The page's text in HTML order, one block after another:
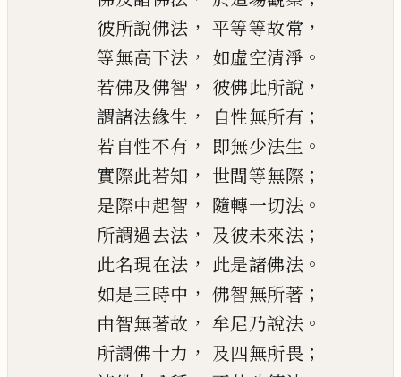
彼所說佛法 ， 平等等故常 ，
等無高下法 ， 如虛空清淨 。
若佛及佛智 ， 彼佛此所說 ，
謂諸法緣生 ， 自性無所有 ；
若自性不有 ， 即無少法生 。
實際此若知 ， 世間等無際 ；
是際中起智 ， 隨轉一切法 。
所謂過去法 ， 及彼未來法 ；
此名現在法 ， 此是諸佛法 。
如是三時中 ， 佛智無所著 ；
由智無著故 ， 牟尼乃說法 。
所謂佛十力 ， 及四無所畏 ；